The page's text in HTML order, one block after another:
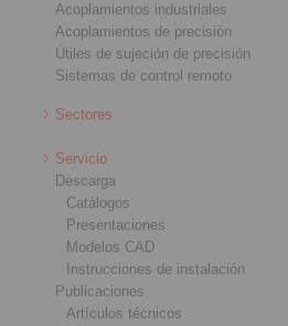
Acoplamientos industriales
Acoplamientos de precisión
Útiles de sujeción de precisión
Sistemas de control remoto
Sectores
Servicio
Descarga
Catálogos
Presentaciones
Modelos CAD
Instrucciones de instalación
Publicaciones
Artículos técnicos